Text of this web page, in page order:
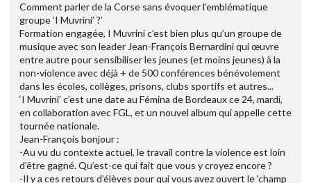
Comment parler de la Corse sans évoquer l’emblématique
groupe ‘I Muvrini’ ?’
Formation engagée, I Muvrini c’est bien plus qu’un groupe de
musique avec son leader Jean-François Bernardini qui œuvre
entre autre pour sensibiliser les jeunes (et moins jeunes) à la
non-violence avec déjà + de 500 conférences bénévolement
dans les écoles, collèges, prisons, clubs sportifs et autres...
‘I Muvrini’ c’est une date au Fémina de Bordeaux ce 24, mardi,
en collaboration avec FGL, et un nouvel album qui appelle cette
tournée nationale.
Jean-François bonjour :
-Au vu du contexte actuel, le travail contre la violence est loin
d’être gagné. Qu’est-ce qui fait que vous y croyez encore ?
-Il y a ces retours d’élèves pour qui vous avez ouvert le ‘champ